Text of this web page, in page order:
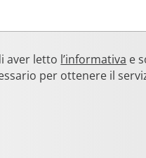
aver letto l’informativa e
per ottenere il